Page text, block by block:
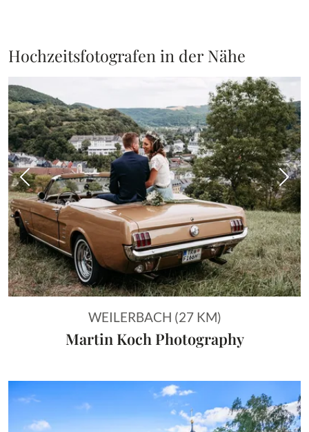
Hochzeitsfotografen in der Nähe
Vorheriges Bild
WEILERBACH (27 KM)
Martin Koch Photography